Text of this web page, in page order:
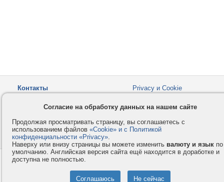
Контакты
Privacy и Cookie
Как оплатить
Форумы
© 2008-2026VMESTE.EU
Согласие на обработку данных на нашем сайте
Продолжая просматривать страницу, вы соглашаетесь с
использованием файлов «Cookie» и с Политикой
конфиденциальности «Privacy».
Наверху или внизу страницы вы можете изменить валюту и язык по
умолчанию. Английская версия сайта ещё находится в доработке и
доступна не полностью.